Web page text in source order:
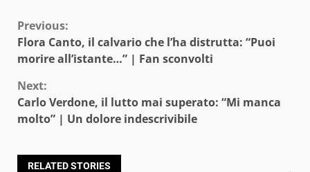
Continue
Reading
Previous:
Flora Canto, il calvario che l’ha distrutta: “Puoi
morire all’istante…” | Fan sconvolti
Next:
Carlo Verdone, il lutto mai superato: “Mi manca
molto” | Un dolore indescrivibile
RELATED STORIES